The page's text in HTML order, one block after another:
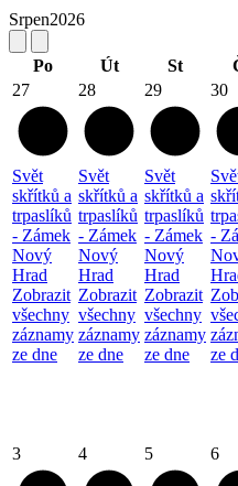
Srpen2026
Po Út St
27
Svět
skřítků a
trpaslíků
- Zámek
Nový
Hrad
Zobrazit
všechny
záznamy
ze dne
28
Svět
skřítků a
trpaslíků
- Zámek
Nový
Hrad
Zobrazit
všechny
záznamy
ze dne
29
Svět
skřítků a
trpaslíků
- Zámek
Nový
Hrad
Zobrazit
všechny
záznamy
ze dne
30
-
ze
3 4 5 6